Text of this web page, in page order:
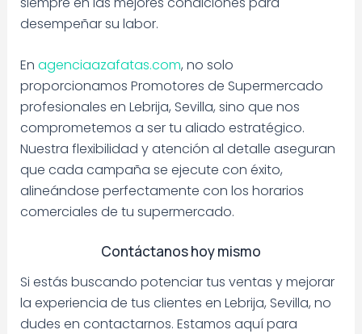
desempeñar su labor.
En agenciaazafatas.com, no solo
proporcionamos Promotores de Supermercado
profesionales en Lebrija, Sevilla, sino que nos
comprometemos a ser tu aliado estratégico.
Nuestra flexibilidad y atención al detalle aseguran
que cada campaña se ejecute con éxito,
alineándose perfectamente con los horarios
comerciales de tu supermercado.
Contáctanos hoy mismo
Si estás buscando potenciar tus ventas y mejorar
la experiencia de tus clientes en Lebrija, Sevilla, no
dudes en contactarnos. Estamos aquí para